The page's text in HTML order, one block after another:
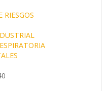
RIESGOS